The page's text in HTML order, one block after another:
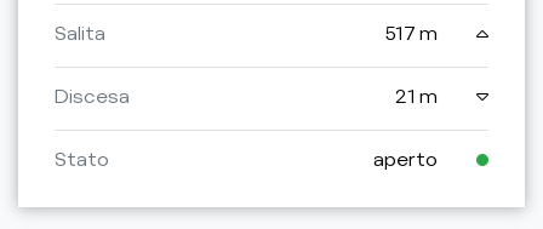
Salita 517 m
Discesa 21 m
Stato aperto